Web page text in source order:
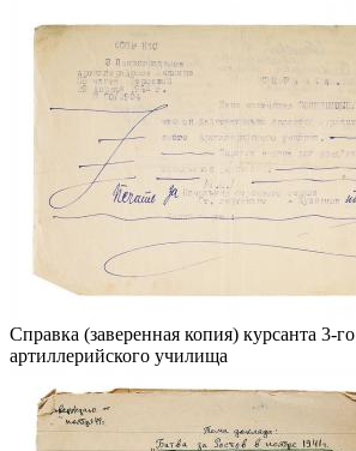
Справка (заверенная копия) курсанта 3-
артиллерийского училища